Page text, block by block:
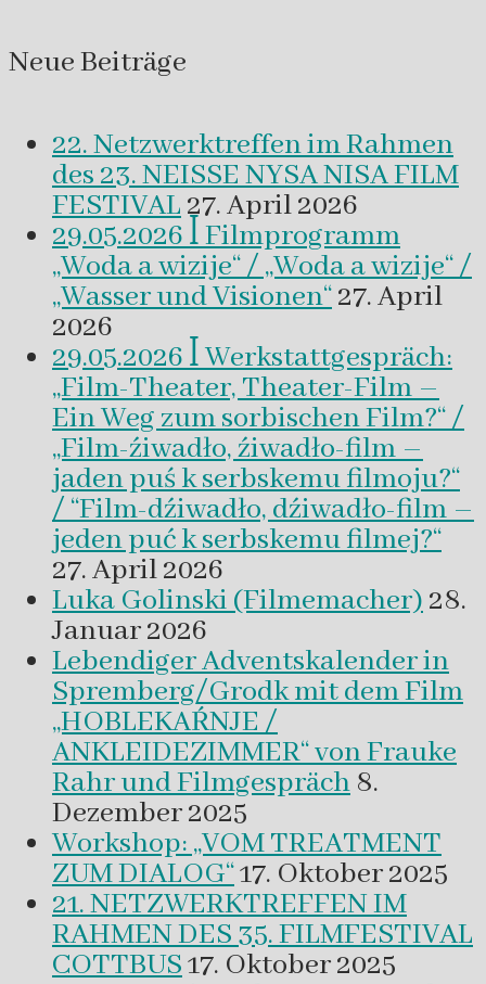
Beiträgen
Neue Beiträge
22. Netzwerktreffen im Rahmen
des 23. NEISSE NYSA NISA FILM
FESTIVAL 27. April 2026
29.05.2026 ꟾ Filmprogramm
„Woda a wizije“ / „Woda a wizije“ /
„Wasser und Visionen“27. April
2026
29.05.2026 ꟾ Werkstattgespräch:
„Film-Theater, Theater-Film –
Ein Weg zum sorbischen Film?“ /
„Film-źiwadło, źiwadło-film –
jaden puś k serbskemu filmoju?“
/ “Film-dźiwadło, dźiwadło-film –
jeden puć k serbskemu filmej?“
27. April 2026
Luka Golinski (Filmemacher) 28.
Januar 2026
Lebendiger Adventskalender in
Spremberg/Grodk mit dem Film
„HOBLEKAŔNJE /
ANKLEIDEZIMMER“ von Frauke
Rahr und Filmgespräch 8.
Dezember 2025
Workshop: „VOM TREATMENT
ZUM DIALOG“17. Oktober 2025
21. NETZWERKTREFFEN IM
RAHMEN DES 35. FILMFESTIVAL
COTTBUS17. Oktober 2025